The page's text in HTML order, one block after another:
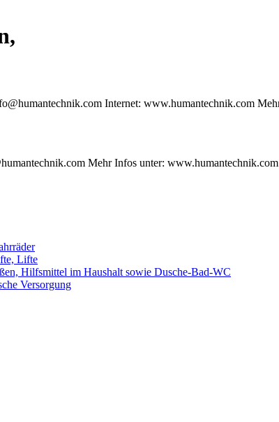
Internet: www.humantechnik.com
Mehr Infos unter:
Lifte
Hilfsmittel im Haushalt sowie Dusche-Bad-WC
Versorgung